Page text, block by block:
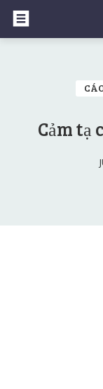
Cảm tạ